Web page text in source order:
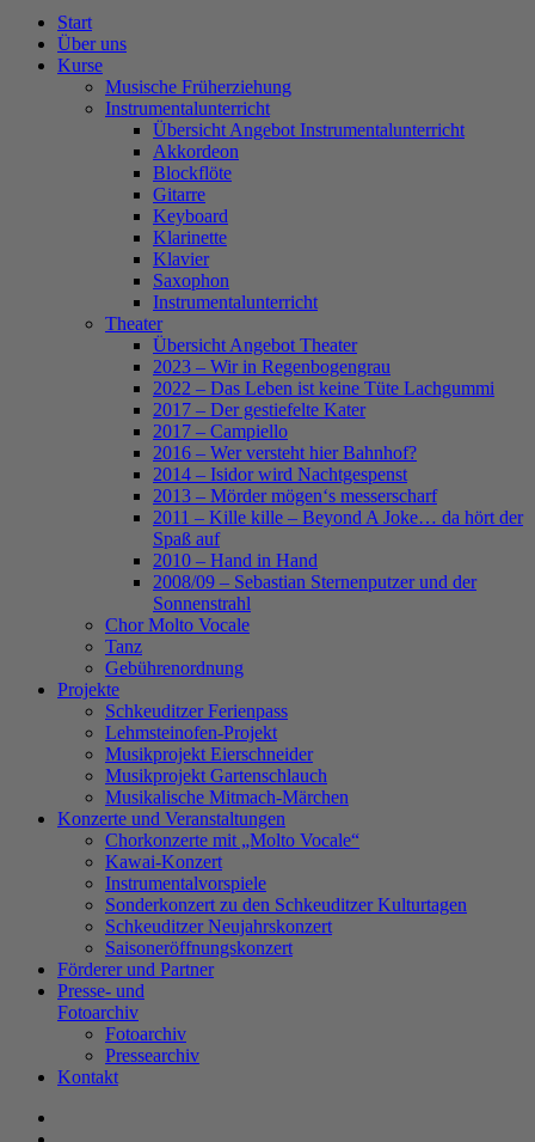
Close
Menu
Start
Über uns
Kurse
Musische Früherziehung
Instrumentalunterricht
Übersicht Angebot Instrumentalunterricht
Akkordeon
Blockflöte
Gitarre
Keyboard
Klarinette
Klavier
Saxophon
Instrumentalunterricht
Theater
Übersicht Angebot Theater
2023 – Wir in Regenbogengrau
2022 – Das Leben ist keine Tüte Lachgummi
2017 – Der gestiefelte Kater
2017 – Campiello
2016 – Wer versteht hier Bahnhof?
2014 – Isidor wird Nachtgespenst
2013 – Mörder mögen‘s messerscharf
2011 – Kille kille – Beyond A Joke… da hört der
Spaß auf
2010 – Hand in Hand
2008/09 – Sebastian Sternenputzer und der
Sonnenstrahl
Chor Molto Vocale
Tanz
Gebührenordnung
Projekte
Schkeuditzer Ferienpass
Lehmsteinofen-Projekt
Musikprojekt Eierschneider
Musikprojekt Gartenschlauch
Musikalische Mitmach-Märchen
Konzerte und Veranstaltungen
Chorkonzerte mit „Molto Vocale“
Kawai-Konzert
Instrumentalvorspiele
Sonderkonzert zu den Schkeuditzer Kulturtagen
Schkeuditzer Neujahrskonzert
Saisoneröffnungskonzert
Förderer und Partner
Presse- und
Fotoarchiv
Fotoarchiv
Pressearchiv
Kontakt